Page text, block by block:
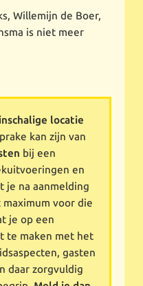
Willemijn de Boer,
is niet meer
locatie
kan zijn van
bij een
en
je na aanmelding
voor die
je op een
te maken met het
gasten
daar zorgvuldig